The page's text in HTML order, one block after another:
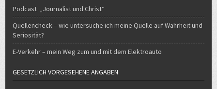
Podcast „Journalist und Christ“
Quellencheck – wie untersuche ich meine Quelle auf Wahrheit und
Seriosität?
E-Verkehr – mein Weg zum und mit dem Elektroauto
GESETZLICH VORGESEHENE ANGABEN